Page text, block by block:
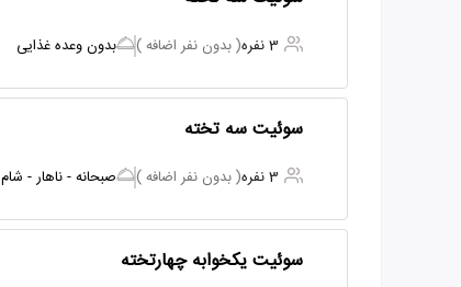
3 نفره ( بدون نفر اضافه ) بدون وعده غذایی
سوئیت سه تخته
3 نفره ( بدون نفر اضافه ) صبحانه - ناهار - شام
سوئیت یکخوابه چهارتخته